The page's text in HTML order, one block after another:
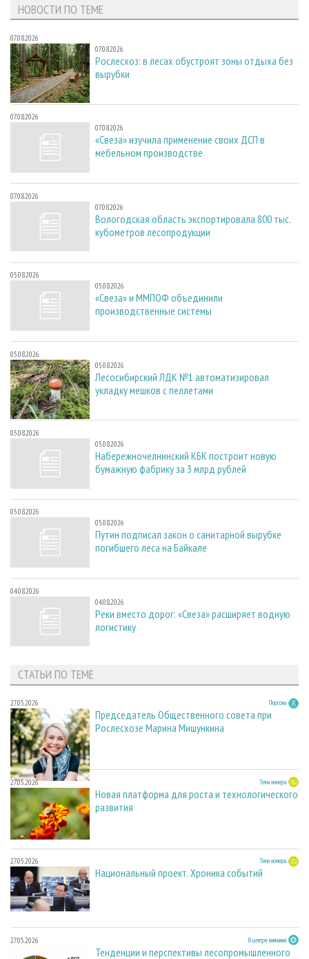
НОВОСТИ ПО ТЕМЕ
07.08.2026
07.08.2026
Рослесхоз: в лесах обустроят зоны отдыха без
вырубки
07.08.2026
07.08.2026
«Свеза» изучила применение своих ДСП в
мебельном производстве
07.08.2026
07.08.2026
Вологодская область экспортировала 800 тыс.
кубометров лесопродукции
05.08.2026
05.08.2026
«Свеза» и ММПОФ объединили
производственные системы
05.08.2026
05.08.2026
Лесосибирский ЛДК №1 автоматизировал
укладку мешков с пеллетами
05.08.2026
05.08.2026
Набережночелнинский КБК построит новую
бумажную фабрику за 3 млрд рублей
05.08.2026
05.08.2026
Путин подписал закон о санитарной вырубке
погибшего леса на Байкале
04.08.2026
04.08.2026
Реки вместо дорог: «Свеза» расширяет водную
логистику
СТАТЬИ ПО ТЕМЕ
27.05.2026 Персона
Председатель Общественного совета при
Рослесхозе Марина Мишункина
27.05.2026 Тема номера
Новая платформа для роста и технологического
развития
27.05.2026 Тема номера
Национальный проект. Хроника событий
27.05.2026 В центре внимания
Тенденции и перспективы лесопромышленного